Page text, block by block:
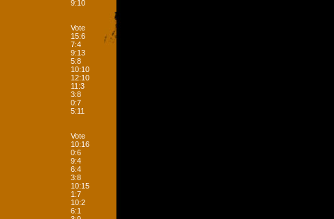
9:10
Vote
15:6
7:4
9:13
5:8
10:10
12:10
11:3
3:8
0:7
5:11
Vote
10:16
0:6
9:4
6:4
3:8
10:15
1:7
10:2
6:1